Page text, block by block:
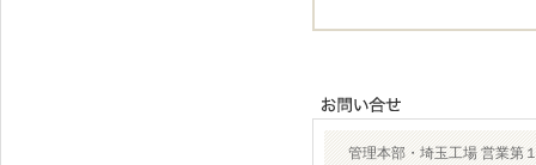
管理本部・埼玉工場 営業第